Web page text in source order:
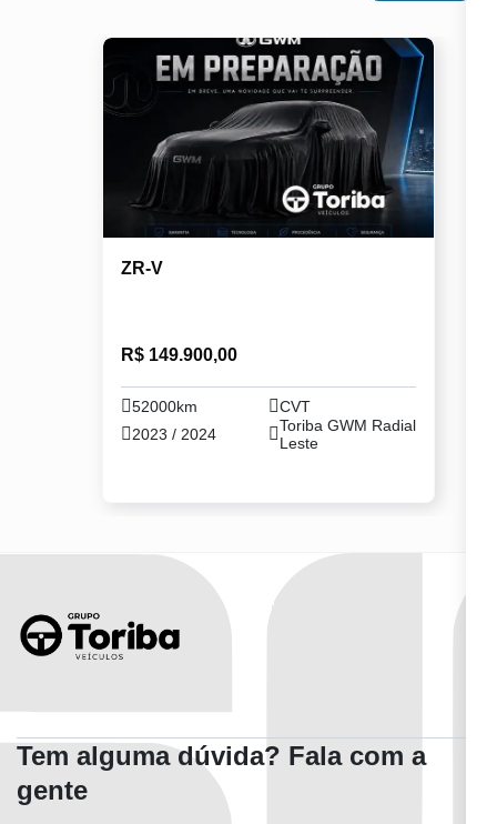
ZR-V
R$ 149.900,00
52000km
CVT
2023 / 2024
Toriba GWM Radial
Leste
Tem alguma dúvida? Fala com a
gente